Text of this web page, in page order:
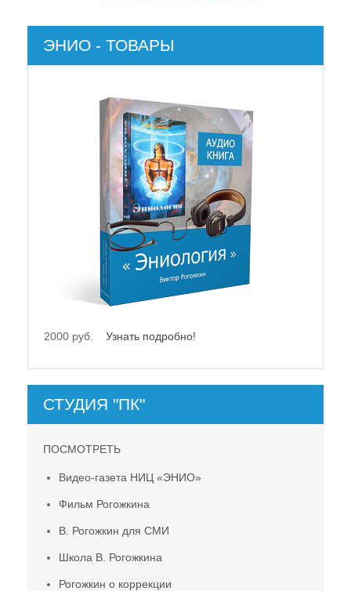
ЭНИО - ТОВАРЫ
2000 руб. Узнать подробно!
СТУДИЯ "ПК"
ПОСМОТРЕТЬ
Видео-газета НИЦ «ЭНИО»
Фильм Рогожкина
В. Рогожкин для СМИ
Школа В. Рогожкина
Рогожкин о коррекции